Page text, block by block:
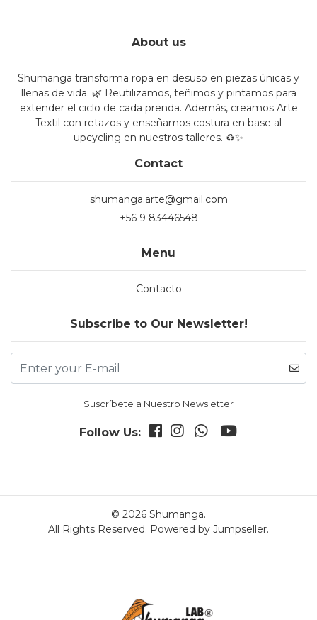
About us
Shumanga transforma ropa en desuso en piezas únicas y
llenas de vida. 🌿 Reutilizamos, teñimos y pintamos para
extender el ciclo de cada prenda. Además, creamos Arte
Textil con retazos y enseñamos costura en base al
upcycling en nuestros talleres. ♻️✨
Contact
shumanga.arte@gmail.com
+56 9 83446548
Menu
Contacto
Subscribe to Our Newsletter!
Suscríbete a Nuestro Newsletter
Follow Us:
© 2026 Shumanga.
All Rights Reserved. Powered by Jumpseller.